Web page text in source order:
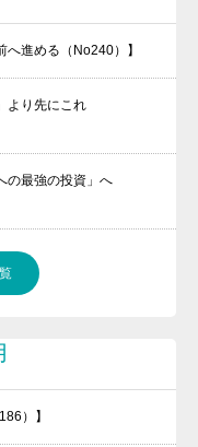
へ進める（No240）】
より先にこれ
の最強の投資」へ
）】